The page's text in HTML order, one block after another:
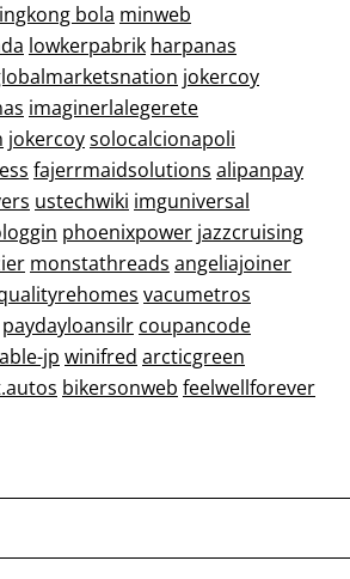
bola minweb
lowkerpabrik harpanas
jokercoy
imaginerlalegerete
jokercoysolocalcionapoli
fajerrmaidsolutions alipanpay
ustechwiki imguniversal
phoenixpower jazzcruising
monstathreads angeliajoiner
vacumetros
paydayloansilr coupancode
jp winifred arcticgreen
bikersonweb feelwellforever